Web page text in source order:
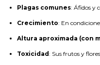
Plagas comunes: Áfidos y
Crecimiento: En
Altura aproximada (con
Toxicidad: Sus frutos y